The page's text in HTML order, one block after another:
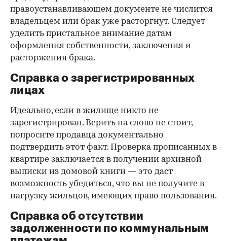
правоустанавливающем документе не числится
владельцем или брак уже расторгнут. Следует
уделить пристальное внимание датам
оформления собственности, заключения и
расторжения брака.
Справка о зарегистрированных
лицах
Идеально, если в жилище никто не
зарегистрирован. Верить на слово не стоит,
попросите продавца документально
подтвердить этот факт. Проверка прописанных в
квартире заключается в получении архивной
выписки из домовой книги — это даст
возможность убедиться, что вы не получите в
нагрузку жильцов, имеющих право пользования.
Справка об отсутствии
задолженности по коммунальным